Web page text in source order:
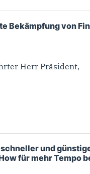
Bekämpfung
Herr Präsident,
schneller und
für mehr Tempo